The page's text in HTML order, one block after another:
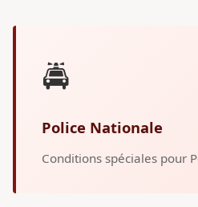
🚔
Police Nationale
Conditions spéciales pour